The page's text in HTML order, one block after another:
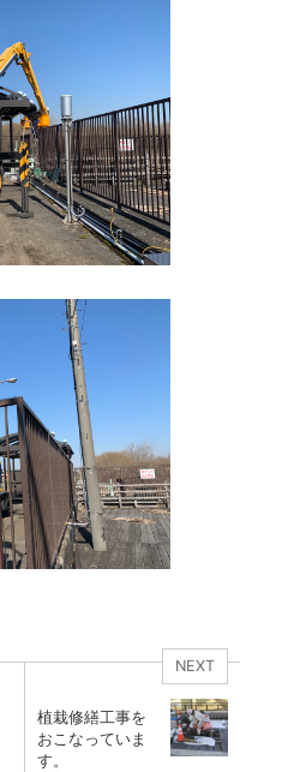
NEXT
植栽修繕工事を
おこなっていま
す。